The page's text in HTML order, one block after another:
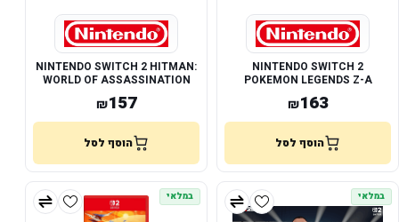
NINTENDO SWITCH 2
POKEMON LEGENDS Z-A
₪163
הוסף לסל
NINTENDO SWITCH 2 HITMAN:
WORLD OF ASSASSINATION
SIGNATURE EDITION
₪157
הוסף לסל
במלאי במלאי